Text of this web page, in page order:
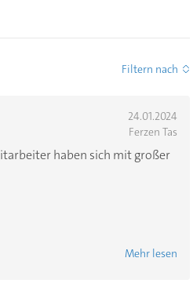
Filtern nach
24.01.2024
Ferzen Tas
haben sich mit großer
Mehr lesen